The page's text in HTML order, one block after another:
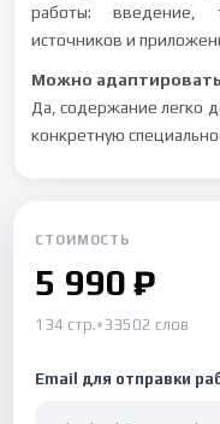
работы: введение,
источников и
Можно
Да, содержание легко
конкретную
СТОИМОСТЬ
5 990 ₽
134 стр.•33502 слов
Email для отправки